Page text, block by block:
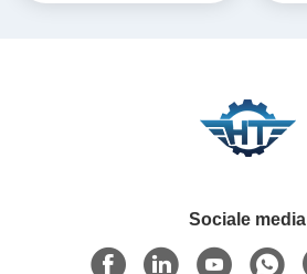
Sociale media